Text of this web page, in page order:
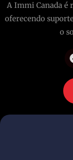
A Immi Canada é
oferecendo
o